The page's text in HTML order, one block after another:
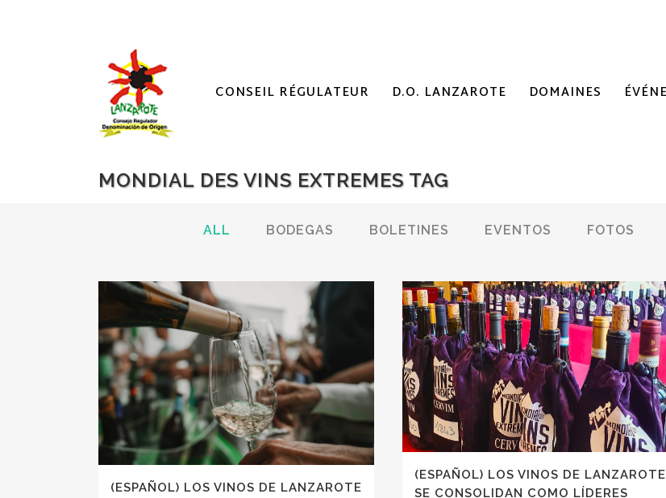
CONSEIL RÉGULATEUR D.O. LANZAROTE DOMAINES
MONDIAL DES VINS EXTREMES TAG
ALL BODEGAS BOLETINES EVENTOS FOTOS
(ESPAÑOL) LOS VINOS DE LANZAROTE
(ESPAÑOL) LOS VINOS DE LANZAROTE
SE CONSOLIDAN COMO LÍDERES